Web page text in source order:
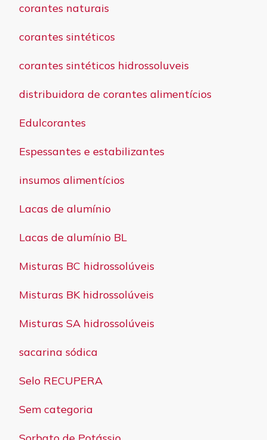
corantes naturais
corantes sintéticos
corantes sintéticos hidrossoluveis
distribuidora de corantes alimentícios
Edulcorantes
Espessantes e estabilizantes
insumos alimentícios
Lacas de alumínio
Lacas de alumínio BL
Misturas BC hidrossolúveis
Misturas BK hidrossolúveis
Misturas SA hidrossolúveis
sacarina sódica
Selo RECUPERA
Sem categoria